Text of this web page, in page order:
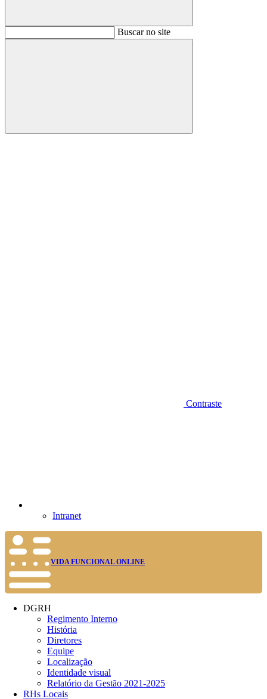
BuscarBuscar no site
Buscar
Contraste
Intranet
VIDA FUNCIONAL ONLINE
DGRH
Regimento Interno
História
Diretores
Equipe
Localização
Identidade visual
Relatório da Gestão 2021-2025
RHs Locais